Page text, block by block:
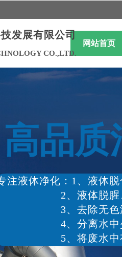
CO.,LTD.
网站首页
发展有限公司
高品质
液体净化：1、液体脱
液体脱腥、
去除无色液体中
分离水中少
将废水中有机